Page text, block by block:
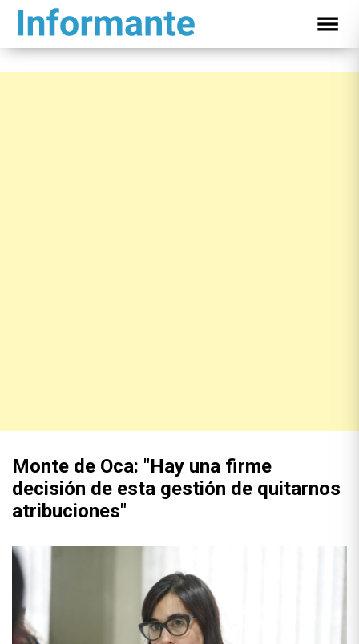
Monte de Oca: "Hay una firme
decisión de esta gestión de quitarnos
atribuciones"